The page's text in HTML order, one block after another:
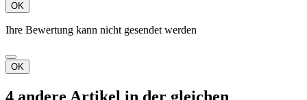
OK
Ihre Bewertung kann nicht gesendet werden
OK